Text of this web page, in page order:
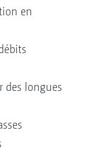
en
des longues